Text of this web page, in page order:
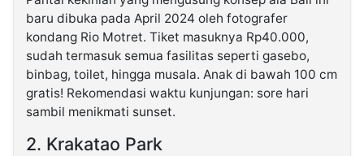
baru dibuka pada April 2024 oleh fotografer
kondang Rio Motret. Tiket masuknya Rp40.000,
sudah termasuk semua fasilitas seperti gasebo,
binbag, toilet, hingga musala. Anak di bawah 100 cm
gratis! Rekomendasi waktu kunjungan: sore hari
sambil menikmati sunset.
2. Krakatao Park